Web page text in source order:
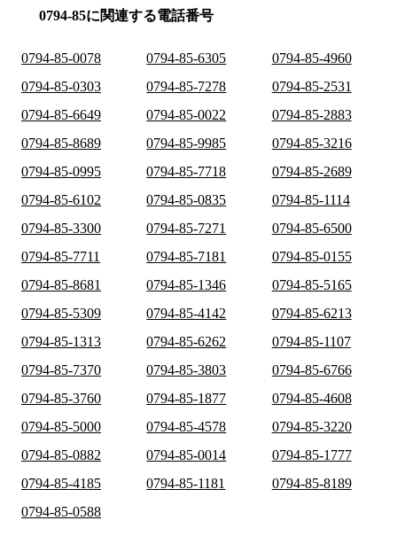
0794-85に関連する電話番号
0794-85-0078 0794-85-6305
0794-85-4960
0794-85-0303
0794-85-7278
0794-85-2531
0794-85-6649
0794-85-0022
0794-85-2883
0794-85-8689
0794-85-9985
0794-85-3216
0794-85-0995
0794-85-7718
0794-85-2689
0794-85-6102
0794-85-0835
0794-85-1114
0794-85-3300
0794-85-7271
0794-85-6500
0794-85-7711
0794-85-7181
0794-85-0155
0794-85-8681
0794-85-1346
0794-85-5165
0794-85-5309
0794-85-4142
0794-85-6213
0794-85-1313
0794-85-6262
0794-85-1107
0794-85-7370
0794-85-3803
0794-85-6766
0794-85-3760
0794-85-1877
0794-85-4608
0794-85-5000
0794-85-4578
0794-85-3220
0794-85-0882
0794-85-0014
0794-85-1777
0794-85-4185
0794-85-1181
0794-85-8189
0794-85-0588